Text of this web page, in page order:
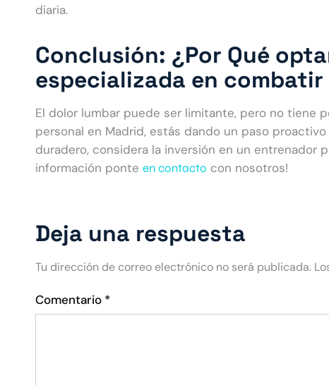
diaria.
Conclusión: ¿Por Qué
especializada en
El dolor lumbar puede ser limitante, pero no tiene
personal en Madrid, estás dando un paso
duradero, considera la inversión en un entrenador
información ponte en contacto con nosotros!
Deja una respuesta
Tu dirección de correo electrónico no será publicada.
Comentario *